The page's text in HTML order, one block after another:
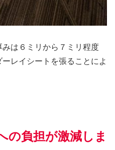
は６ミリから７ミリ程度
レイシートを張ることによ
の負担が激減しま